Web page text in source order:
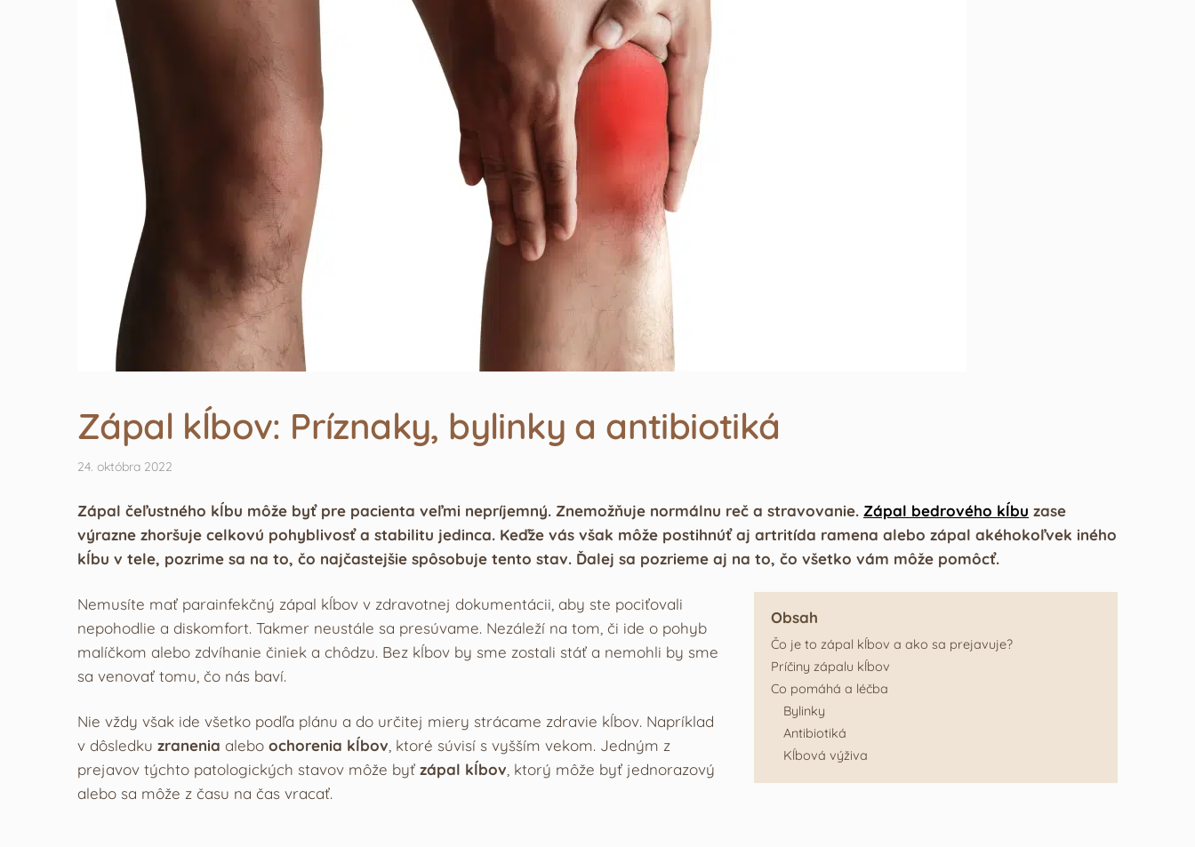
Zápal kĺbov: Príznaky, bylinky a antibiotiká
24. októbra 2022
Zápal čeľustného kĺbu môže byť pre pacienta veľmi nepríjemný. Znemožňuje normálnu reč a stravovanie. Zápal bedrového kĺbu zase
výrazne zhoršuje celkovú pohyblivosť a stabilitu jedinca. Keďže vás však môže postihnúť aj artritída ramena alebo zápal akéhokoľvek iného
kĺbu v tele, pozrime sa na to, čo najčastejšie spôsobuje tento stav. Ďalej sa pozrieme aj na to, čo všetko vám môže pomôcť.
Obsah
Čo je to zápal kĺbov a ako sa prejavuje?
Príčiny zápalu kĺbov
Co pomáhá a léčba
Bylinky
Antibiotiká
Kĺbová výživa
Nemusíte mať parainfekčný zápal kĺbov v zdravotnej dokumentácii, aby ste pociťovali
nepohodlie a diskomfort. Takmer neustále sa presúvame. Nezáleží na tom, či ide o pohyb
malíčkom alebo zdvíhanie činiek a chôdzu. Bez kĺbov by sme zostali stáť a nemohli by sme
sa venovať tomu, čo nás baví.
Nie vždy však ide všetko podľa plánu a do určitej miery strácame zdravie kĺbov. Napríklad
v dôsledku zranenia alebo ochorenia kĺbov , ktoré súvisí s vyšším vekom. Jedným z
prejavov týchto patologických stavov môže byť zápal kĺbov , ktorý môže byť jednorazový
alebo sa môže z času na čas vracať.